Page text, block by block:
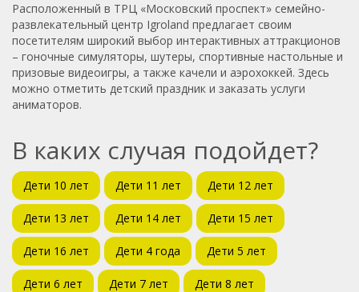
Расположенный в ТРЦ «Московский проспект» семейно-
развлекательный центр Igroland предлагает своим
посетителям широкий выбор интерактивных аттракционов
– гоночные симуляторы, шутеры, спортивные настольные и
призовые видеоигры, а также качели и аэрохоккей. Здесь
можно отметить детский праздник и заказать услуги
аниматоров.
В каких случая подойдет?
Дети 10 лет Дети 11 лет Дети 12 лет
Дети 13 лет Дети 14 лет Дети 15 лет
Дети 16 лет Дети 4 года Дети 5 лет
Дети 6 лет Дети 7 лет Дети 8 лет